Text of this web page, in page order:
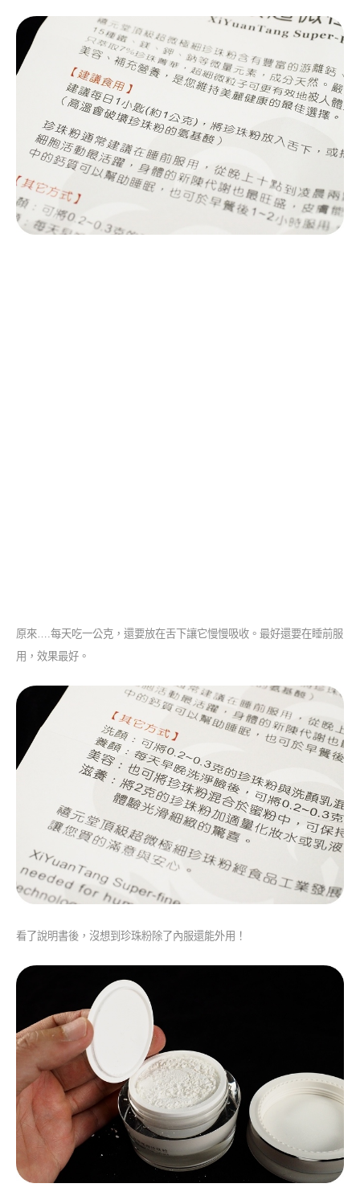
原來….每天吃一公克，還要放在舌下讓它慢慢吸收。最好還要在睡前服
用，效果最好。
看了說明書後，沒想到珍珠粉除了內服還能外用！